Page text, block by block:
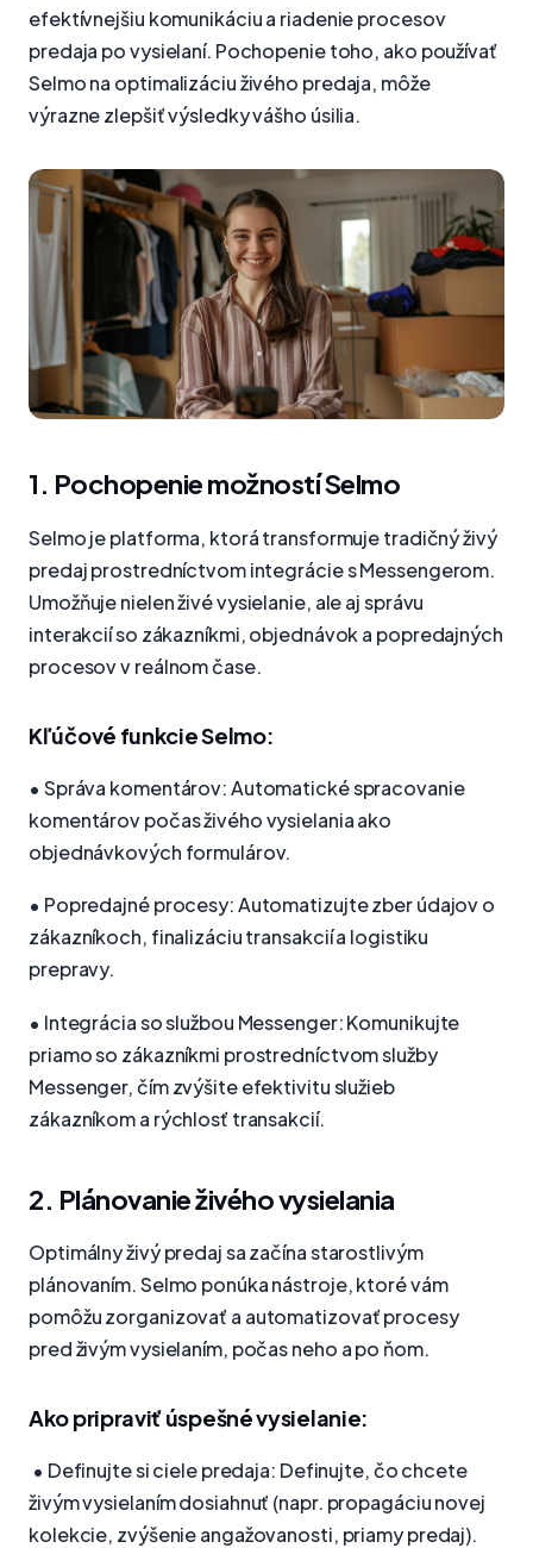
efektívnejšiu komunikáciu a riadenie procesov
predaja po vysielaní. Pochopenie toho, ako používať
Selmo na optimalizáciu živého predaja, môže
výrazne zlepšiť výsledky vášho úsilia.
1. Pochopenie možností Selmo
Selmo je platforma, ktorá transformuje tradičný živý
predaj prostredníctvom integrácie s Messengerom.
Umožňuje nielen živé vysielanie, ale aj správu
interakcií so zákazníkmi, objednávok a popredajných
procesov v reálnom čase.
Kľúčové funkcie Selmo:
• Správa komentárov: Automatické spracovanie
komentárov počas živého vysielania ako
objednávkových formulárov.
• Popredajné procesy: Automatizujte zber údajov o
zákazníkoch, finalizáciu transakcií a logistiku
prepravy.
• Integrácia so službou Messenger: Komunikujte
priamo so zákazníkmi prostredníctvom služby
Messenger, čím zvýšite efektivitu služieb
zákazníkom a rýchlosť transakcií.
2. Plánovanie živého vysielania
Optimálny živý predaj sa začína starostlivým
plánovaním. Selmo ponúka nástroje, ktoré vám
pomôžu zorganizovať a automatizovať procesy
pred živým vysielaním, počas neho a po ňom.
Ako pripraviť úspešné vysielanie:
• Definujte si ciele predaja: Definujte, čo chcete
živým vysielaním dosiahnuť (napr. propagáciu novej
kolekcie, zvýšenie angažovanosti, priamy predaj).